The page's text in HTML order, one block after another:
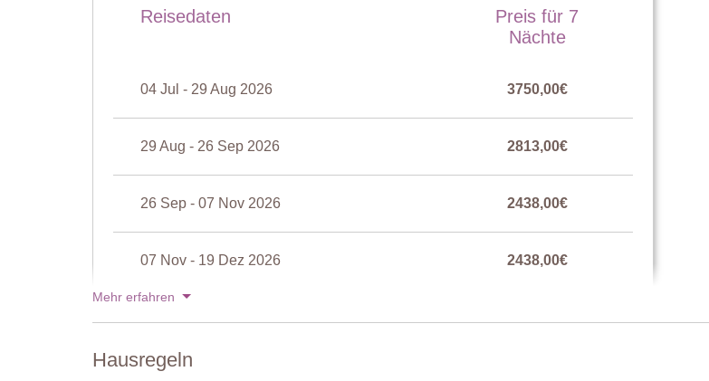
Gäste-WC
Doppelbett (welches nicht in zwei Einzelbetten umgestellt werden kann) , Nachttische, Kleiderschrank, Stuhl,
Angrenzendes Badezimmer
Schlafzimmer 2
Dusche, Waschbecken, Bidet, WC.
Reisedaten
Preis für 7
Nächte
04 Jul - 29 Aug 2026 3750,00€
29 Aug - 26 Sep 2026 2813,00€
26 Sep - 07 Nov 2026 2438,00€
07 Nov - 19 Dez 2026 2438,00€
Preise für 2027
Mehr erfahren
Hausregeln